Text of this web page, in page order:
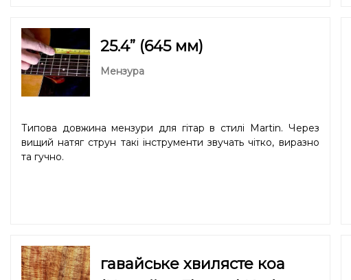
25.4” (645 мм)
Мензура
Типова довжина мензури для гітар в стилі Martin. Через
вищий натяг струн такі інструменти звучать чітко, виразно
та гучно.
гавайське хвилясте коа